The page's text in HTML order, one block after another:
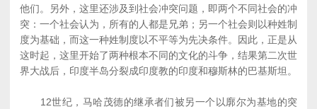
他们。另外，这里还涉及到社会冲突问题，即两个不同社会的冲
突：一个社会认为，所有的人都是兄弟；另一个社会则以种姓制
度为基础，而这一种姓制度以不平等为先决条件。因此，正是从
这时起，这里开始了两种根本不同的文化的斗争，结果第二次世
界大战后，印度半岛分裂成印度教的印度和穆斯林的巴基斯坦。
12世纪，马哈茂德的继承者们被另一个以廓尔为基地的突